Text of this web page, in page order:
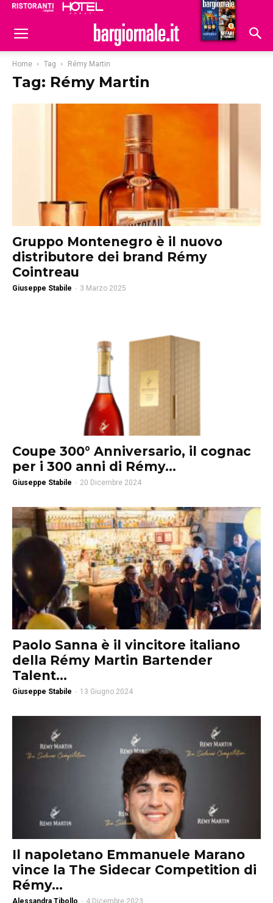
Hoteldomani
Home Tag Rémy Martin
Tag: Rémy Martin
Gruppo Montenegro è il nuovo
distributore dei brand Rémy
Cointreau
Giuseppe Stabile - 3 Marzo 2025
Coupe 300° Anniversario, il cognac
per i 300 anni di Rémy...
Giuseppe Stabile - 20 Dicembre 2024
Paolo Sanna è il vincitore italiano
della Rémy Martin Bartender
Talent...
Giuseppe Stabile - 13 Giugno 2024
Il napoletano Emmanuele Marano
vince la The Sidecar Competition di
Rémy...
Alessandra Tibollo - 4 Dicembre 2023